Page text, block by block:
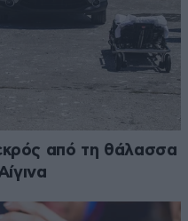
από τη θάλασσα